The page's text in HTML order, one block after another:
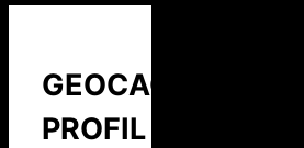
GEOCACHING
PROFIL